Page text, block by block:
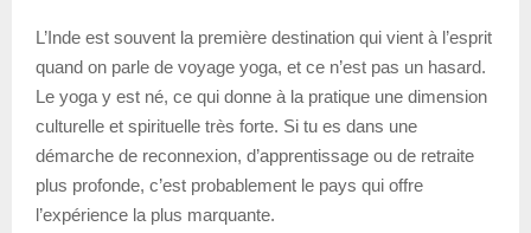
L’Inde est souvent la première destination qui vient à l’esprit
quand on parle de voyage yoga, et ce n’est pas un hasard.
Le yoga y est né, ce qui donne à la pratique une dimension
culturelle et spirituelle très forte. Si tu es dans une
démarche de reconnexion, d’apprentissage ou de retraite
plus profonde, c’est probablement le pays qui offre
l’expérience la plus marquante.